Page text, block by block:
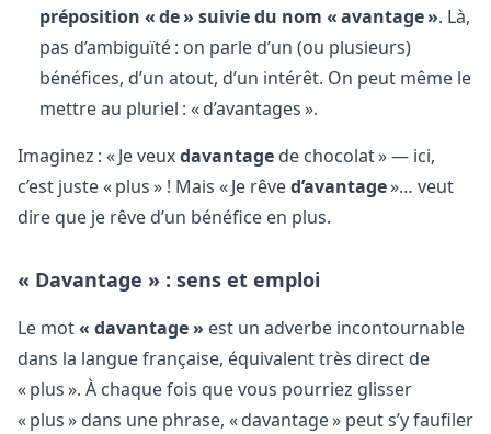
préposition « de » suivie du nom « avantage ». Là,
pas d’ambiguïté : on parle d’un (ou plusieurs)
bénéfices, d’un atout, d’un intérêt. On peut même le
mettre au pluriel : « d’avantages ».
Imaginez : « Je veuxdavantage de chocolat » — ici,
c’est juste « plus » ! Mais « Je rêved’avantage»… veut
dire que je rêve d’un bénéfice en plus.
« Davantage » : sens et emploi
Le mot« davantage » est un adverbe incontournable
dans la langue française, équivalent très direct de
« plus ». À chaque fois que vous pourriez glisser
« plus » dans une phrase, « davantage » peut s’y faufiler